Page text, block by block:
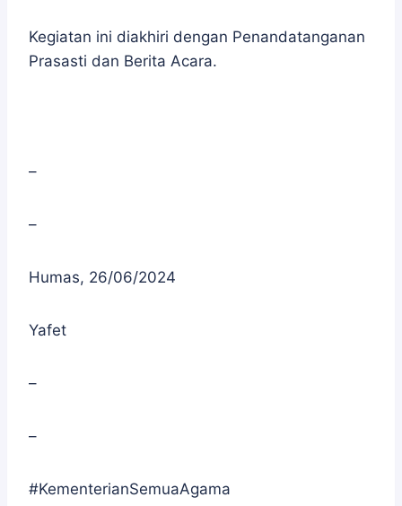
Kegiatan ini diakhiri dengan Penandatanganan
Prasasti dan Berita Acara.
–
–
Humas, 26/06/2024
Yafet
–
–
#KementerianSemuaAgama